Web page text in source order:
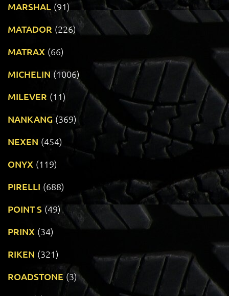
MARSHAL (91)
MATADOR (226)
MATRAX (66)
MICHELIN (1006)
MILEVER (11)
NANKANG (369)
NEXEN (454)
ONYX (119)
PIRELLI (688)
POINT S (49)
PRINX (34)
RIKEN (321)
ROADSTONE (3)